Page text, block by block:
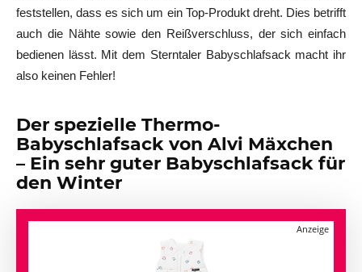
feststellen, dass es sich um ein Top-Produkt dreht. Dies betrifft
auch die Nähte sowie den Reißverschluss, der sich einfach
bedienen lässt. Mit dem Sterntaler Babyschlafsack macht ihr
also keinen Fehler!
Der spezielle Thermo-
Babyschlafsack von Alvi Mäxchen
– Ein sehr guter Babyschlafsack für
den Winter